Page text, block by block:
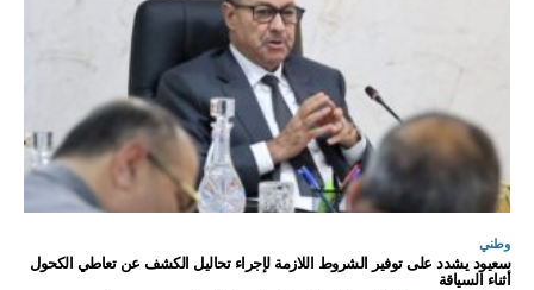
وطني
سعيود يشدد على توفير الشروط اللازمة لإجراء تحاليل الكشف عن تعاطي الكحول
أثناء السياقة